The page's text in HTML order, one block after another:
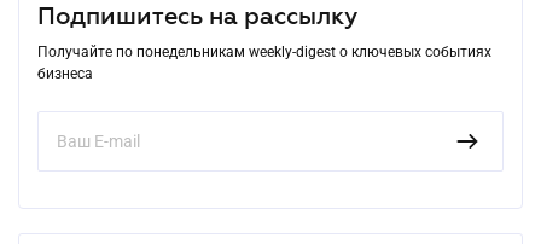
Подпишитесь на рассылку
Получайте по понедельникам weekly-digest о ключевых событиях
бизнеса